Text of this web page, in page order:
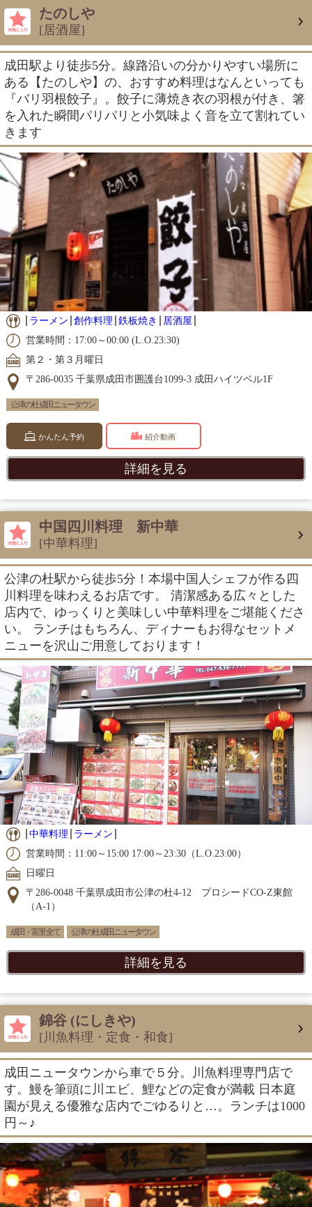
たのしや
[居酒屋]
成田駅より徒歩5分。線路沿いの分かりやすい場所に
ある【たのしや】の、おすすめ料理はなんといっても
『バリ羽根餃子』。餃子に薄焼き衣の羽根が付き、箸
を入れた瞬間パリパリと小気味よく音を立て割れてい
きます
ラーメン 創作料理 鉄板焼き
居酒屋
営業時間：17:00～00:00 (L.O.23:30)
第２・第３月曜日
〒286-0035 千葉県成田市囲護台1099-3 成田ハイツベル1F
公津の杜 成田ニュータウン
かんたん予約 紹介動画
詳細を見る
中国四川料理 新中華
[中華料理]
公津の杜駅から徒歩5分！本場中国人シェフが作る四
川料理を味わえるお店です。 清潔感ある広々とした
店内で、ゆっくりと美味しい中華料理をご堪能くださ
い。 ランチはもちろん、ディナーもお得なセットメ
ニューを沢山ご用意しております！
中華料理
ラーメン
営業時間：11:00～15:00 17:00～23:30（L.O.23:00）
日曜日
〒286-0048 千葉県成田市公津の杜4-12 プロシードCO-Z東館
（A-1）
成田・富里 全て 公津の杜 成田ニュータウン
詳細を見る
錦谷 (にしきや)
[川魚料理・定食・和食]
成田ニュータウンから車で５分。川魚料理専門店で
す。鰻を筆頭に川エビ、鯉などの定食が満載 日本庭
園が見える優雅な店内でごゆるりと…。ランチは1000
円～♪